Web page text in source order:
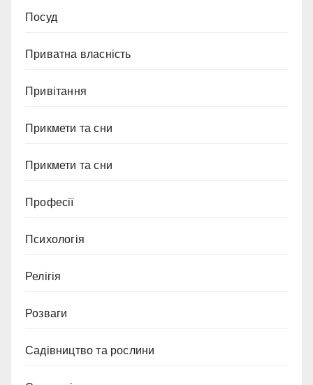
Посуд
Приватна власність
Привітання
Прикмети та сни
Прикмети та сни
Професії
Психологія
Релігія
Розваги
Садівництво та рослини